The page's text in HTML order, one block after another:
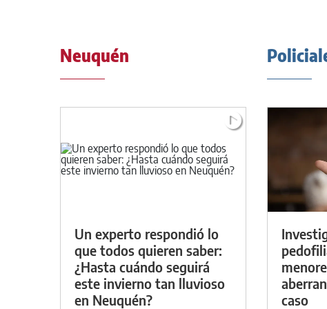
Neuquén
Un experto respondió lo
que todos quieren saber:
¿Hasta cuándo seguirá
este invierno tan lluvioso
en Neuquén?
caso